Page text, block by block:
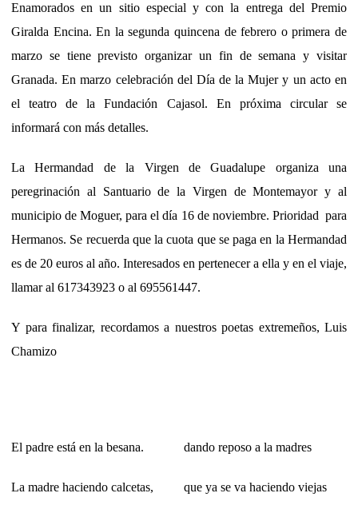
Enamorados en un sitio especial y con la entrega del Premio
Giralda Encina. En la segunda quincena de febrero o primera de
marzo se tiene previsto organizar un fin de semana y visitar
Granada. En marzo celebración del Día de la Mujer y un acto en
el teatro de la Fundación Cajasol. En próxima circular se
informará con más detalles.
La Hermandad de la Virgen de Guadalupe organiza una
peregrinación al Santuario de la Virgen de Montemayor y al
municipio de Moguer, para el día 16 de noviembre. Prioridad para
Hermanos. Se recuerda que la cuota que se paga en la Hermandad
es de 20 euros al año. Interesados en pertenecer a ella y en el viaje,
llamar al 617343923 o al 695561447.
Y para finalizar, recordamos a nuestros poetas extremeños, Luis
Chamizo
El padre está en la besana.
La madre haciendo calcetas,
dando reposo a la madres
que ya se va haciendo viejas